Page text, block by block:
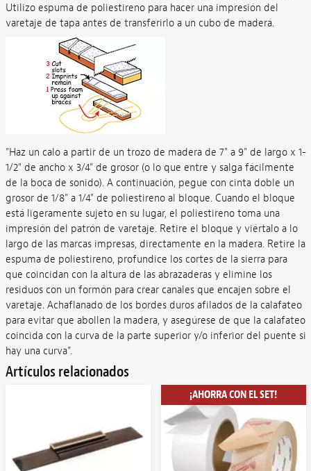
Utilizo espuma de poliestireno para hacer una impresión del
varetaje de tapa antes de transferirlo a un cubo de madera.
"Haz un calo a partir de un trozo de madera de 7" a 9" de largo x 1-
1/2" de ancho x 3/4" de grosor (o lo que entre y salga fácilmente
de la boca de sonido). A continuación, pegue con cinta doble un
grosor de 1/8" a 1/4" de poliestireno al bloque. Cuando el bloque
está ligeramente sujeto en su lugar, el poliestireno toma una
impresión del patrón de varetaje. Retire el bloque y viértalo a lo
largo de las marcas impresas, directamente en la madera. Retire la
espuma de poliestireno, profundice los cortes de la sierra para
que coincidan con la altura de las abrazaderas y elimine los
residuos con un formón para crear canales que encajen sobre el
varetaje. Achaflanado de los bordes duros afilados de la calafateo
para evitar que abollen la madera, y asegúrese de que la calafateo
coincida con la curva de la parte superior y/o inferior del puente si
hay una curva”.
Artículos relacionados
¡AHORRA CON EL SET!